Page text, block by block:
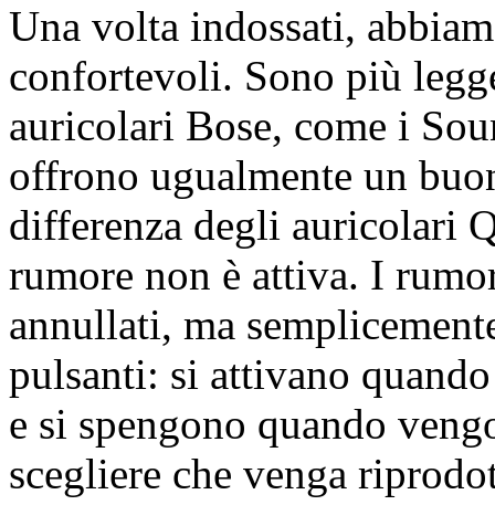
Una volta indossati,
confortevoli. Sono più
auricolari Bose, come i
offrono ugualmente un
differenza degli auricolari
rumore non è attiva. I
annullati, ma
pulsanti: si attivano
e si spengono quando
scegliere che venga